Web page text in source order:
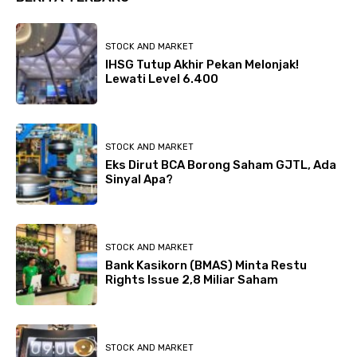
STOCK AND MARKET
IHSG Tutup Akhir Pekan Melonjak!
Lewati Level 6.400
STOCK AND MARKET
Eks Dirut BCA Borong Saham GJTL, Ada
Sinyal Apa?
STOCK AND MARKET
Bank Kasikorn (BMAS) Minta Restu
Rights Issue 2,8 Miliar Saham
STOCK AND MARKET